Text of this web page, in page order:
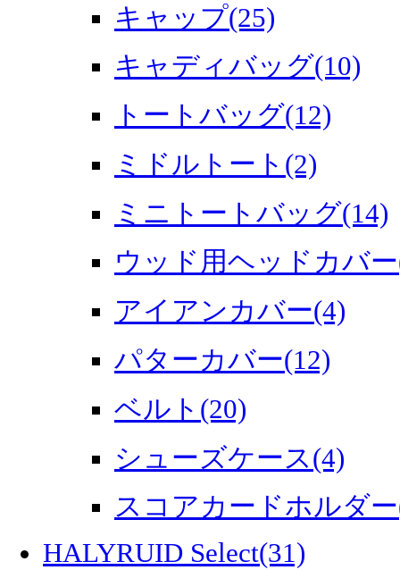
キャップ(25)
キャディバッグ(10)
トートバッグ(12)
ミドルトート(2)
ミニトートバッグ(14)
ウッド用ヘッドカバ
アイアンカバー(4)
パターカバー(12)
ベルト(20)
シューズケース(4)
スコアカードホルダ
HALYRUID Select(31)